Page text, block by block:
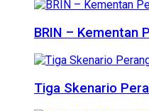
BRIN – Kementan
Tiga Skenario